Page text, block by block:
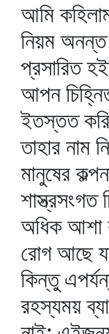
আমি
নিয়ম
প্রসারিত
আপন
ইতস্তত
তাহার নাম
মানুষের
শাস্ত্রসংগত
অধিক আশা
রোগ আছে
কিন্তু
রহস্যময়